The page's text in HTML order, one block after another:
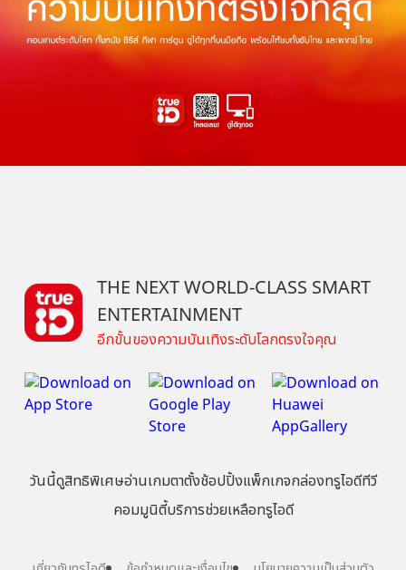
THE NEXT WORLD-CLASS SMART
ENTERTAINMENT
อีกขั้นของความบันเทิงระดับโลกตรงใจคุณ
วันนี้ดูสิทธิพิเศษอ่านเกมตาตั้งช้อปปิ้งแพ็กเกจกล่องทรูไอดีทีวี
คอมมูนิตี้บริการช่วยเหลือทรูไอดี